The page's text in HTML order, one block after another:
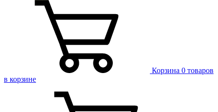
Корзина 0 товаров
в корзине